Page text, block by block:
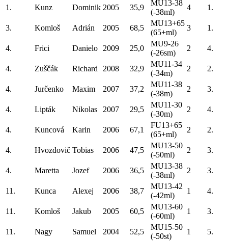
1. Kunz Dominik 2005 35,9
MU13-38
(-38ml)
4 1.
3. Komloš Adrián 2005 68,5
MU13+65
(65+ml)
3 1.
4. Frici Danielo 2009 25,0
MU9-26
(-26sm)
2 4.
4. Zuščák Richard 2008 32,9
MU11-34
(-34m)
2 2.
4. Jurčenko Maxim 2007 37,2
MU11-38
(-38m)
2 3.
4. Lipták Nikolas 2007 29,5
MU11-30
(-30m)
2 4.
4. Kuncová Karin 2006 67,1
FU13+65
(65+ml)
2 2.
4. Hvozdovič Tobias 2006 47,5
MU13-50
(-50ml)
2 3.
4. Maretta Jozef 2006 36,5
MU13-38
(-38ml)
2 3.
11. Kunca Alexej 2006 38,7
MU13-42
(-42ml)
1 4.
11. Komloš Jakub 2005 60,5
MU13-60
(-60ml)
1 3.
11. Nagy Samuel 2004 52,5
MU15-50
(-50st)
1
5.